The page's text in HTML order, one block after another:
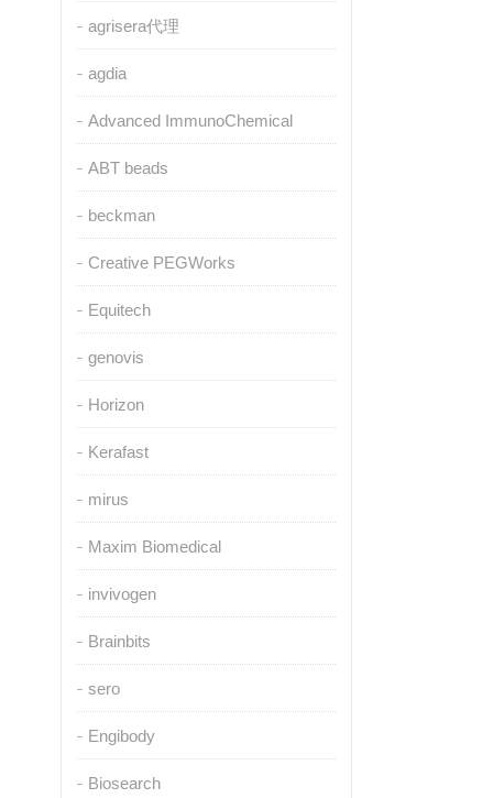
agrisera代理
agdia
Advanced ImmunoChemical
ABT beads
beckman
Creative PEGWorks
Equitech
genovis
Horizon
Kerafast
mirus
Maxim Biomedical
invivogen
Brainbits
sero
Engibody
Biosearch